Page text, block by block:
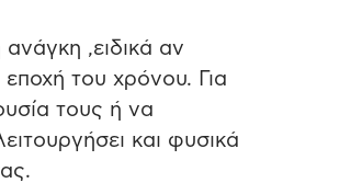
,ειδικά αν
του χρόνου. Για
τους ή να
και φυσικά